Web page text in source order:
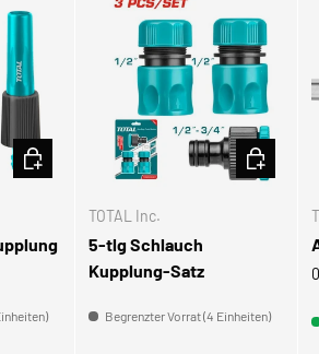
IN DEN WARENKORB
TOTAL Inc.
5-tlg Schlauch
Kupplung-Satz
Begrenzter Vorrat (4 Einheiten)
IN DEN